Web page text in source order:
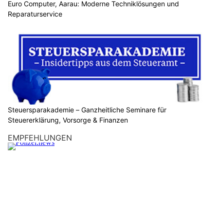
Euro Computer, Aarau: Moderne Techniklösungen und
Reparaturservice
Steuersparakademie – Ganzheitliche Seminare für
Steuererklärung, Vorsorge & Finanzen
EMPFEHLUNGEN